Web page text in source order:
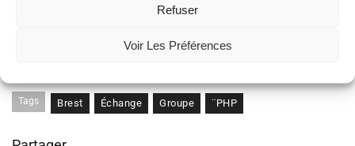
Refuser
Voir Les Préférences
Prochain rendez-vous des Phpotes le 8 octobre à 18h30.
Contacter Jessica par mail jessica[a]lacantine-brest[point]net ou
Tags Brest Échange Groupe ¨PHP